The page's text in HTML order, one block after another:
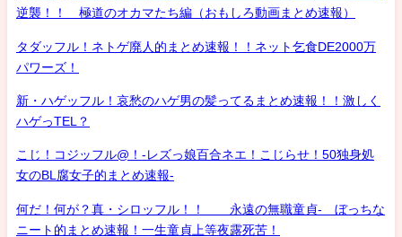
逆襲！！ 極道のオカマたち編（おもしろ動画まとめ速報）
タダッフル！ネトゲ廃人的まとめ速報！！ネット乞食DE2000万
パワーズ！
新・ハゲッフル！哀愁のハゲ男の髪ってるまとめ速報！！激しく
ハゲっTEL？
こじ！コジッフル@！-レズっ娘百合ネエ！こじらせ！50独身処
女のBL腐女子的まとめ速報-
何だ！何が？真・シロッフル！！ 永遠の無職童貞- ぼっちな
ニート的まとめ速報！一生童貞上等夜露死苦！